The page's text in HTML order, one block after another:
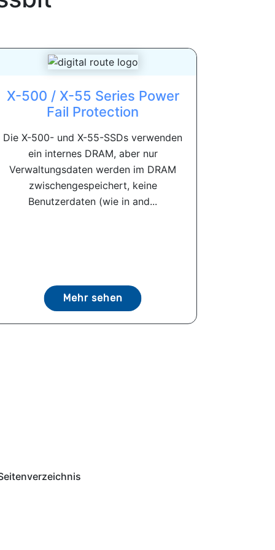
X-500 / X-55 Series Power
Fail Protection
Die X-500- und X-55-SSDs verwenden
ein internes DRAM, aber nur
Verwaltungsdaten werden im DRAM
zwischengespeichert, keine
Benutzerdaten (wie in and...
Mehr sehen